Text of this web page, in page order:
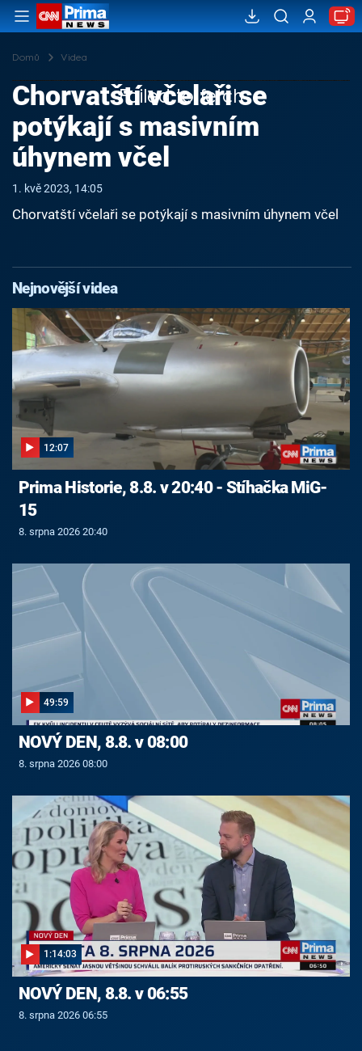
Domů Videa
Failed to fetch
Chorvatští včelaři se
potýkají s masivním
úhynem včel
1. kvě 2023, 14:05
Chorvatští včelaři se potýkají s masivním úhynem včel
Nejnovější videa
12:07
Prima Historie, 8.8. v 20:40 - Stíhačka MiG-
15
8. srpna 2026 20:40
49:59
NOVÝ DEN, 8.8. v 08:00
8. srpna 2026 08:00
1:14:03
NOVÝ DEN, 8.8. v 06:55
8. srpna 2026 06:55